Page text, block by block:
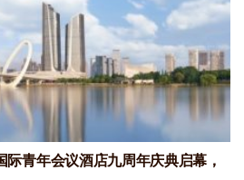
青年会议酒店九周年庆典启幕，